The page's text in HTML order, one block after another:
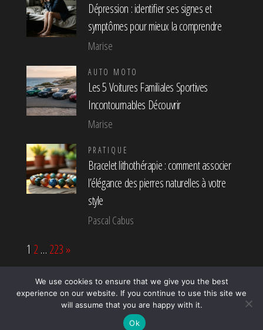
Dépression : identifier ses signes et
symptômes pour mieux la comprendre
Marise
AUTO MOTO
Les 5 Voitures Familiales Sportives
Incontournables Découvrir
Marise
PRATIQUE
Bracelet lithothérapie : comment associer
l’élégance des pierres naturelles à votre
style
Pascal Cabus
Page:
1 2… 223Next
»
Fièrement propulsé parWordPress|Thème :Popularis
Press
We use cookies to ensure that we give you the best
experience on our website. If you continue to use this site we
will assume that you are happy with it.
Ok